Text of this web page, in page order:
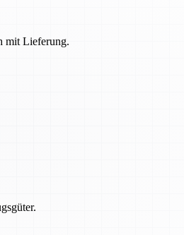
mit Lieferung.